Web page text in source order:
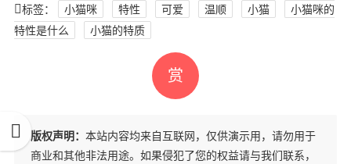
标签： 小猫咪 特性 可爱 温顺 小猫
小猫咪的
特性是什么
小猫的特质
赏
版权声明： 本站内容均来自互联网，仅供演示用，请勿用于
商业和其他非法用途。如果侵犯了您的权益请与我们联系，